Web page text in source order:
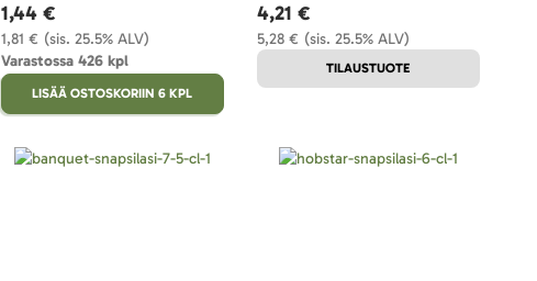
(sis. 25.5% ALV)
1,81 €
1,44 €
Varastossa 426 kpl
LISÄÄ OSTOSKORIIN 6 KPL
(sis. 25.5% ALV)
5,28 €
4,21 €
TILAUSTUOTE